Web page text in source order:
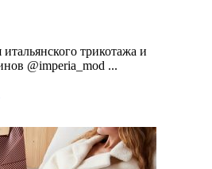
трикотажа и
@imperia_mod ...